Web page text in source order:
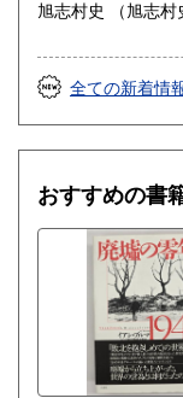
旭志村史 （
全ての新着情
おすすめの書